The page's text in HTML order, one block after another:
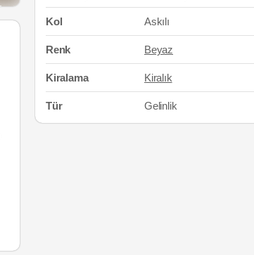
Kol Askılı
Renk Beyaz
Kiralama Kiralık
Tür Gelinlik